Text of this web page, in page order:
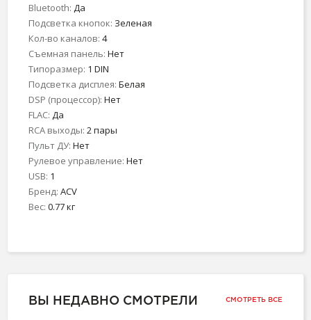
Bluetooth: Да
Подсветка кнопок: Зеленая
Кол-во каналов: 4
Съемная панель: Нет
Типоразмер: 1 DIN
Подсветка дисплея: Белая
DSP (процессор): Нет
FLAC: Да
RCA выходы: 2 пары
Пульт ДУ: Нет
Рулевое управление: Нет
USB: 1
Бренд: ACV
Вес: 0.77 кг
ВЫ НЕДАВНО СМОТРЕЛИ СМОТРЕТЬ ВСЕ